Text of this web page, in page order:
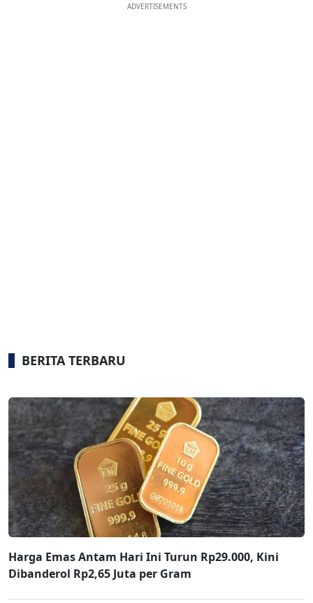
ADVERTISEMENTS
BERITA TERBARU
Harga Emas Antam Hari Ini Turun Rp29.000, Kini
Dibanderol Rp2,65 Juta per Gram